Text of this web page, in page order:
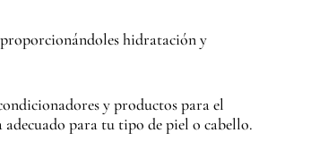
proporcionándoles hidratación y
y productos para el
para tu tipo de piel o cabello.